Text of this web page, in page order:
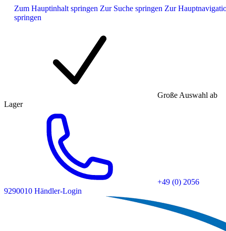
Zum Hauptinhalt springen Zur Suche springen Zur
springen
Große Auswahl ab
Lager
+49 (0) 2056
9290010 Händler-Login